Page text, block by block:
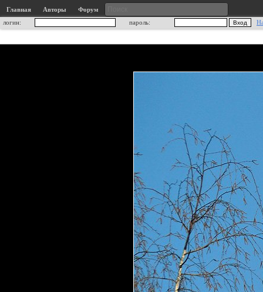
Главная Авторы
Форум
логин:
пароль: